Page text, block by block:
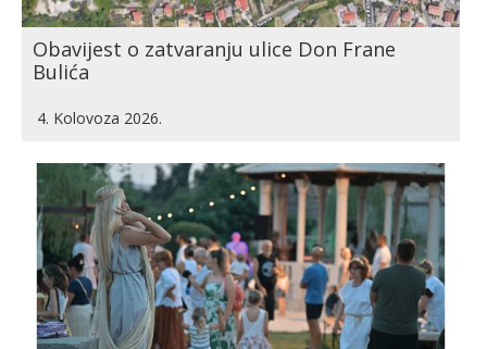
Obavijest o zatvaranju ulice Don Frane
Bulića
4. Kolovoza 2026.